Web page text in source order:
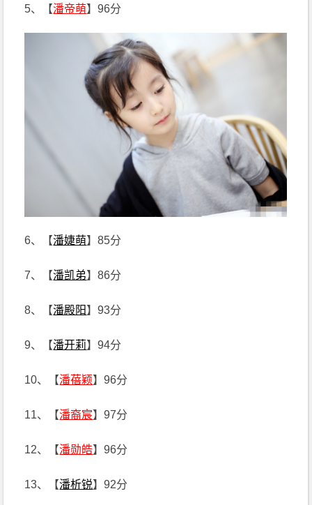
5、【潘帝萌】96分
6、【潘婕萌】85分
7、【潘凯弟】86分
8、【潘殿阳】93分
9、【潘开莉】94分
10、【潘蓓颖】96分
11、【潘裔宸】97分
12、【潘勋皓】96分
13、【潘析锐】92分